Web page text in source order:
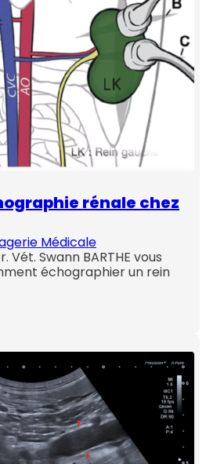
rénale chez
Médicale
Vét. Swann BARTHE vous
échographier un rein